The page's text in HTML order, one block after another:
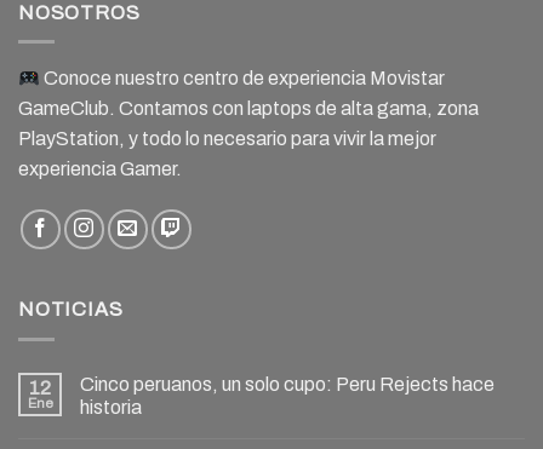
NOSOTROS
Conoce nuestro centro de experiencia Movistar
GameClub. Contamos con laptops de alta gama, zona
PlayStation, y todo lo necesario para vivir la mejor
experiencia Gamer.
NOTICIAS
12
Ene
Cinco peruanos, un solo cupo: Peru Rejects hace
historia